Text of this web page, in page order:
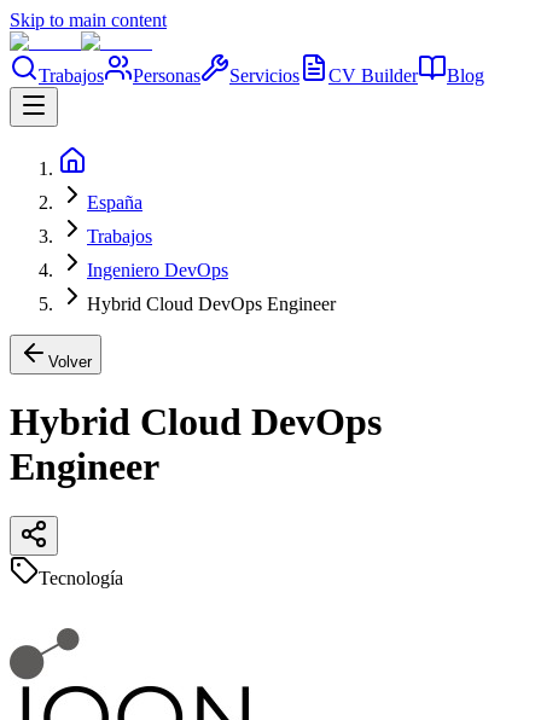
Skip to main content
Trabajos Personas Servicios CV Builder Blog
España
Trabajos
Ingeniero DevOps
Hybrid Cloud DevOps Engineer
Volver
Hybrid Cloud DevOps
Engineer
Tecnología